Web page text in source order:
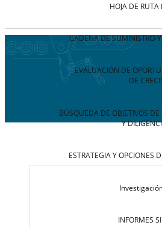
HOJA DE RUTA
CADENA DE SUMINISTRO
EVALUACIÓN DE
DE
BÚSQUEDA DE OBJETIVOS
Y
ESTRATEGIA Y OPCIONES
INFORMES